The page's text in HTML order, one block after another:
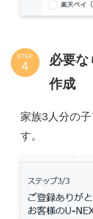
STEP
必要
作成
家族3人分の
す。